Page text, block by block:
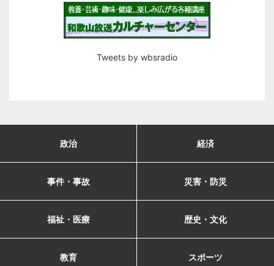
Tweets by wbsradio
政治 経済
事件・事故 災害・防災
福祉・医療 歴史・文化
教育 スポーツ